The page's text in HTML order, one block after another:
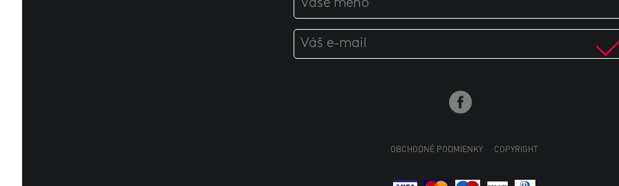
OBCHODNÉ PODMIENKY COPYRIGHT